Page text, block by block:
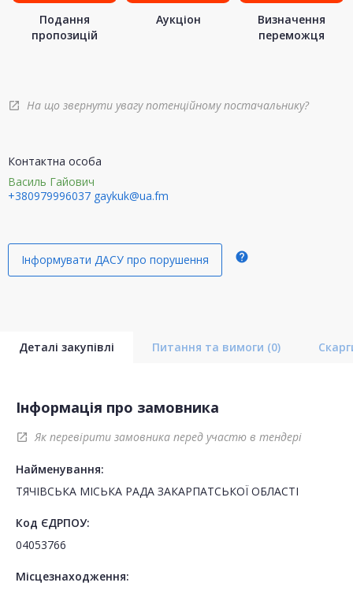
Подання
пропозицій
Аукціон
Визначення
переможця
open_in_new На що звернути увагу потенційному постачальнику?
Контактна особа
Василь Гайович
+380979996037 gaykuk@ua.fm
Інформувати ДАСУ про порушення help
Деталі закупівлі Питання та вимоги (0)
Інформація про замовника
open_in_new Як перевірити замовника перед участю в тендері
Найменування:
ТЯЧІВСЬКА МІСЬКА РАДА ЗАКАРПАТСЬКОЇ ОБЛАСТІ
Код ЄДРПОУ:
04053766
Місцезнаходження: